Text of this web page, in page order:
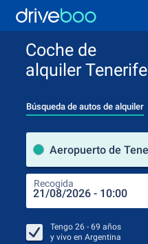
Coche de
alquiler Tenerife
Búsqueda de autos de alquiler
Recogida
Tengo 26 - 69 años
y vivo en Argentina